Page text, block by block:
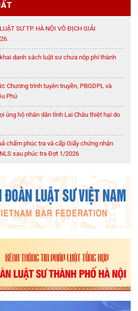
SƯ TP. HÀ NỘI VÔ ĐỊCH GIẢI
danh sách luật sư chưa nộp phí thành
Chương trình tuyên truyền, PBGDPL và
Phú
ủng hộ nhân dân tỉnh Lai Châu thiệt hại do
chấm phúc tra và cấp Giấy chứng nhận
sau phúc tra Đợt 1/2026